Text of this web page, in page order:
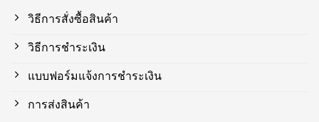
วิธีการสั่งซื้อสินค้า
วิธีการชำระเงิน
แบบฟอร์มแจ้งการชำระเงิน
การส่งสินค้า